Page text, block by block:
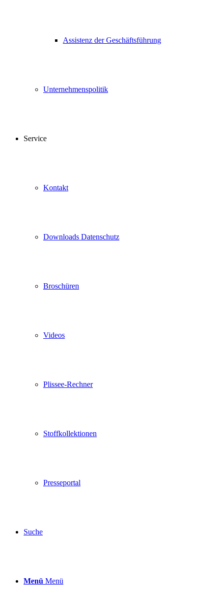
Assistenz der Geschäftsführung
Unternehmenspolitik
Service
Kontakt
Downloads Datenschutz
Broschüren
Videos
Plissee-Rechner
Stoffkollektionen
Presseportal
Suche
Menü Menü